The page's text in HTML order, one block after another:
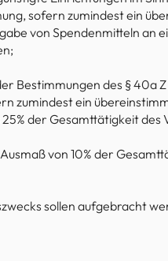
sofern zumindest ein
von Spendenmitteln an
Bestimmungen des § 40a Z
zumindest ein
der Gesamttätigkeit des
von 10% der
sollen aufgebracht